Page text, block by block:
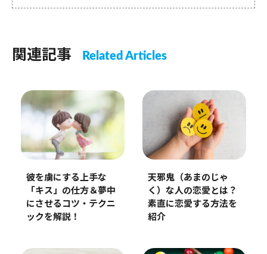
関連記事 Related Articles
彼を虜にする上手な
「キス」の仕方＆夢中
にさせるコツ・テクニ
ックを解説！
天邪鬼（あまのじゃ
く）な人の恋愛とは？
素直に恋愛する方法を
紹介